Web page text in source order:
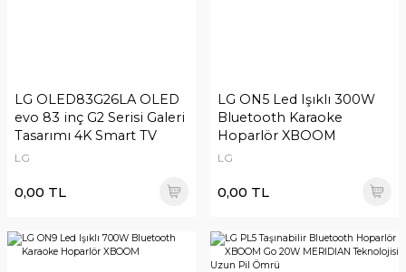
LG OLED83G26LA OLED
evo 83 inç G2 Serisi Galeri
Tasarımı 4K Smart TV
LG
0,00 TL
LG ON5 Led Işıklı 300W
Bluetooth Karaoke
Hoparlör XBOOM
LG
0,00 TL